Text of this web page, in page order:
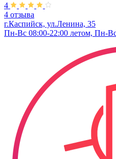
4
4 отзыва
г.Каспийск, ул.Ленина, 35
Пн-Вс 08:00-22:00 летом, Пн-